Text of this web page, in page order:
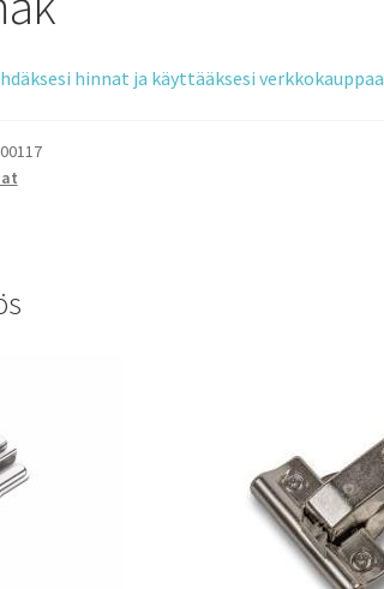
hinnat ja käyttääksesi verkkokauppaa